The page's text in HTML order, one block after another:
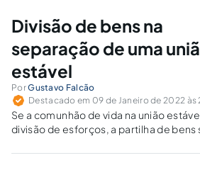
Divisão de bens na
separação de uma
estável
PorGustavo Falcão
Destacado em 09 de Janeiro de 2022 às
Se a comunhão de vida na união
divisão de esforços, a partilha de bens
cada um.